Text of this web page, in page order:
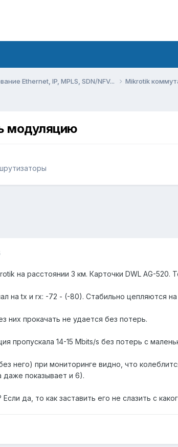
Ethernet, IP, MPLS, SDN/NFV...
Mikrotik
модуляцию
на расстоянии 3 км. Карточки DWL AG-520.
на tx и rx: -72 - (-80). Стабильно цепляются
них прокачать не удается без потерь.
пропускала 14-15 Mbits/s без потерь с
него) при мониторинге видно, что
даже показывает и 6).
да, то как заставить его не слазить с